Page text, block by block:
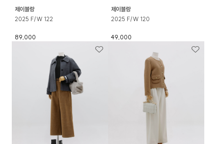
제이블랑
2025 F/W 122
89,000
제이블랑
2025 F/W 120
49,000